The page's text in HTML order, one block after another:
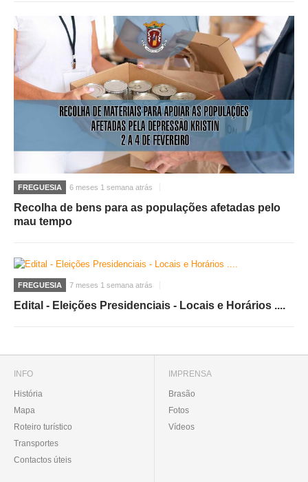
FREGUESIA 6 meses 1 semana atrás
Recolha de bens para as populações afetadas pelo
mau tempo
FREGUESIA 7 meses 1 semana atrás
Edital - Eleições Presidenciais - Locais e Horários ....
INFO
História
Mapa
Roteiro turístico
Transportes
Contactos úteis
IMPRENSA
Brasão
Fotos
Vídeos